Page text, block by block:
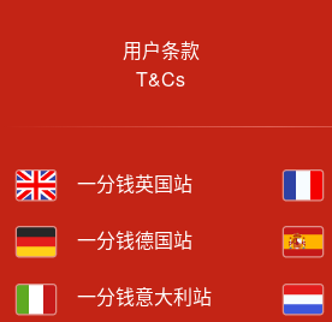
用户条款
T&Cs
一分钱英国站
一分钱德国站
一分钱意大利站